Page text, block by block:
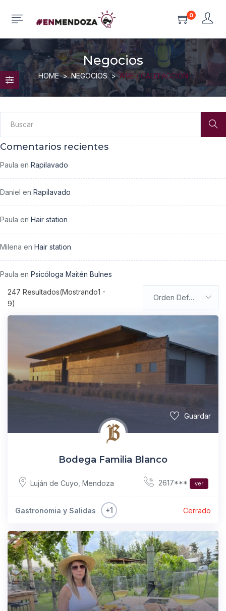
0
Negocios
HOME NEGOCIOS AIRE / CALEFACCIÓN
Comentarios recientes
Paula en Rapilavado
Daniel en Rapilavado
Paula en Hair station
Milena en Hair station
Paula en Psicóloga Maitén Bulnes
247 Resultados(Mostrando1 -
9)
Orden Default
Guardar
Bodega Familia Blanco
Luján de Cuyo Mendoza 2617*** ver
Gastronomia y Salidas +1 Cerrado